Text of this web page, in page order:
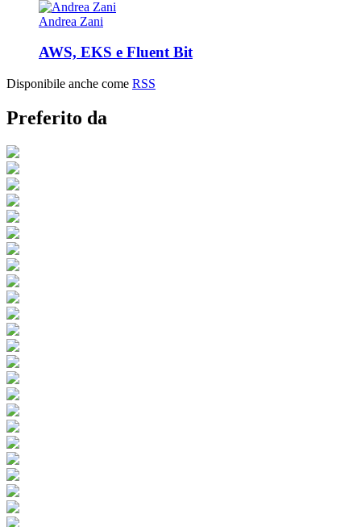
Andrea Zani
AWS, EKS e Fluent Bit
Disponibile anche come RSS
Preferito da